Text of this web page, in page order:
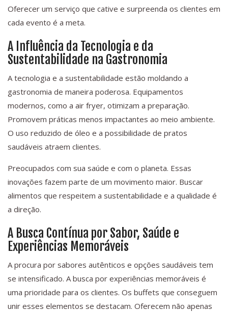
Oferecer um serviço que cative e surpreenda os clientes em
cada evento é a meta.
A Influência da Tecnologia e da
Sustentabilidade na Gastronomia
A tecnologia e a sustentabilidade estão moldando a
gastronomia de maneira poderosa. Equipamentos
modernos, como a air fryer, otimizam a preparação.
Promovem práticas menos impactantes ao meio ambiente.
O uso reduzido de óleo e a possibilidade de pratos
saudáveis atraem clientes.
Preocupados com sua saúde e com o planeta. Essas
inovações fazem parte de um movimento maior. Buscar
alimentos que respeitem a sustentabilidade e a qualidade é
a direção.
A Busca Contínua por Sabor, Saúde e
Experiências Memoráveis
A procura por sabores autênticos e opções saudáveis tem
se intensificado. A busca por experiências memoráveis é
uma prioridade para os clientes. Os buffets que conseguem
unir esses elementos se destacam. Oferecem não apenas